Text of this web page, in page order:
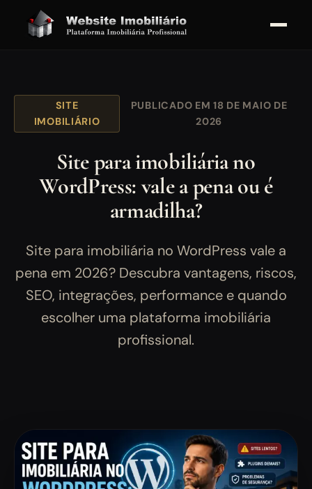
SITE
IMOBILIÁRIO
PUBLICADO EM 18 DE MAIO DE
2026
Site para imobiliária no
WordPress: vale a pena ou é
armadilha?
Site para imobiliária no WordPress vale a
pena em 2026? Descubra vantagens, riscos,
SEO, integrações, performance e quando
escolher uma plataforma imobiliária
profissional.